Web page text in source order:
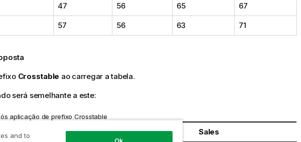
47 56 65 67
57 56 63 71
Crosstable ao carregar a tabela.
será semelhante a este:
aplicação de prefixo Crosstable
Quarter Sales
and to